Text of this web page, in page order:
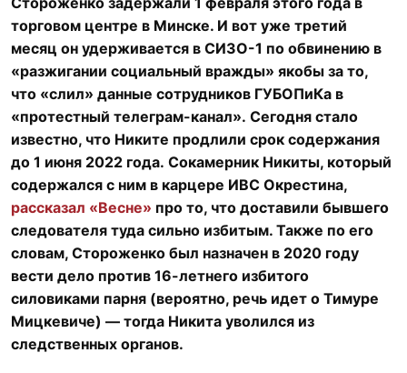
торговом центре в Минске. И вот уже третий
месяц он удерживается в СИЗО-1 по обвинению в
«разжигании социальный вражды» якобы за то,
что «слил» данные сотрудников ГУБОПиКа в
«протестный телеграм-канал». Сегодня стало
известно, что Никите продлили срок содержания
до 1 июня 2022 года. Сокамерник Никиты, который
содержался с ним в карцере ИВС Окрестина,
рассказал «Весне» про то, что доставили бывшего
следователя туда сильно избитым. Также по его
словам, Стороженко был назначен в 2020 году
вести дело против 16-летнего избитого
силовиками парня (вероятно, речь идет о Тимуре
Мицкевиче) — тогда Никита уволился из
следственных органов.